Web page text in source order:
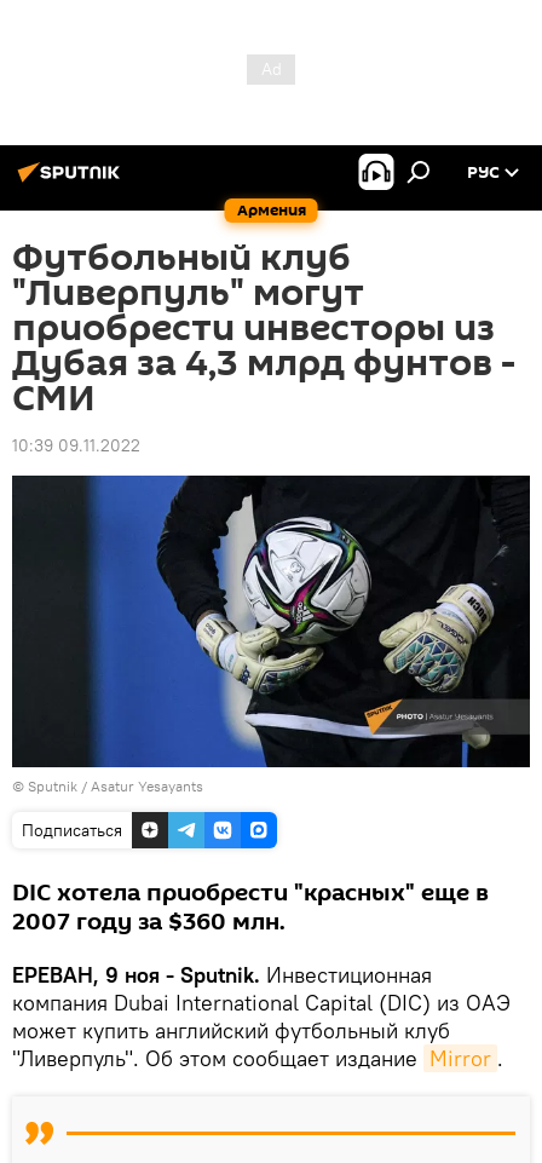
Армения
РУС
Футбольный клуб
"Ливерпуль" могут
приобрести инвесторы из
Дубая за 4,3 млрд фунтов -
СМИ
10:39 09.11.2022
© Sputnik / Asatur Yesayants
Подписаться
DIC хотела приобрести "красных" еще в
2007 году за $360 млн.
ЕРЕВАН, 9 ноя - Sputnik. Инвестиционная
компания Dubai International Capital (DIC) из ОАЭ
может купить английский футбольный клуб
"Ливерпуль". Об этом сообщает издание Mirror .